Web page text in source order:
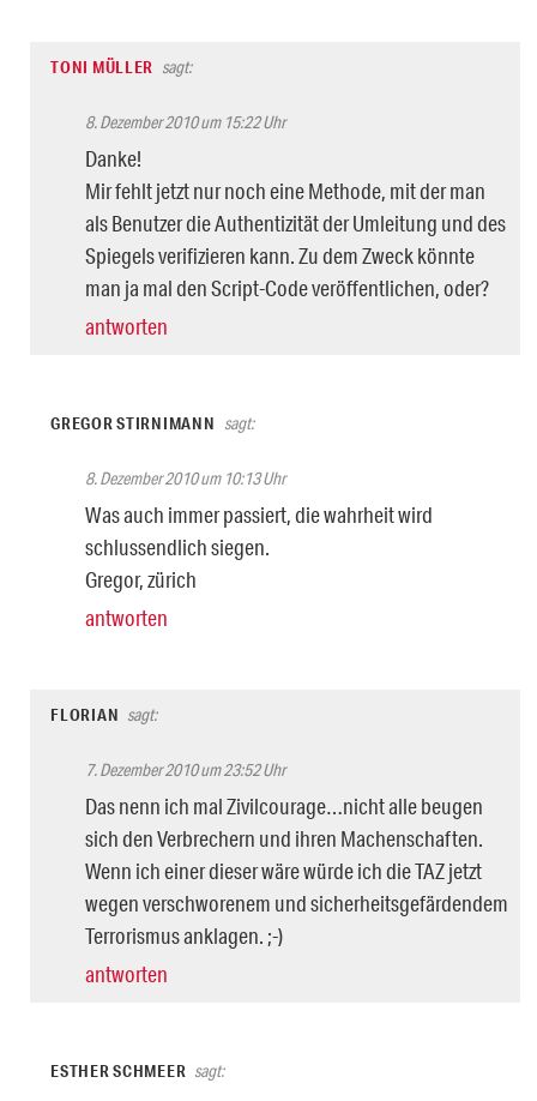
TONI MÜLLER sagt:
8. Dezember 2010 um 15:22 Uhr
Danke!
Mir fehlt jetzt nur noch eine Methode, mit der man
als Benutzer die Authentizität der Umleitung und des
Spiegels verifizieren kann. Zu dem Zweck könnte
man ja mal den Script-Code veröffentlichen, oder?
antworten
GREGOR STIRNIMANN sagt:
8. Dezember 2010 um 10:13 Uhr
Was auch immer passiert, die wahrheit wird
schlussendlich siegen.
Gregor, zürich
antworten
FLORIAN sagt:
7. Dezember 2010 um 23:52 Uhr
Das nenn ich mal Zivilcourage…nicht alle beugen
sich den Verbrechern und ihren Machenschaften.
Wenn ich einer dieser wäre würde ich die TAZ jetzt
wegen verschworenem und sicherheitsgefärdendem
Terrorismus anklagen. ;-)
antworten
ESTHER SCHMEER sagt: